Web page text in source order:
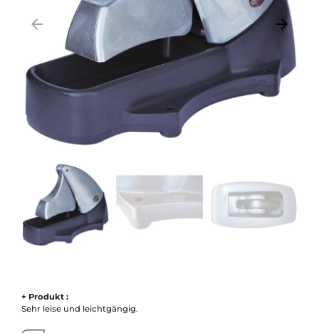
Zurück
arrow_backward Weiter
arrow_forward
+ Produkt :
Sehr leise und leichtgängig.